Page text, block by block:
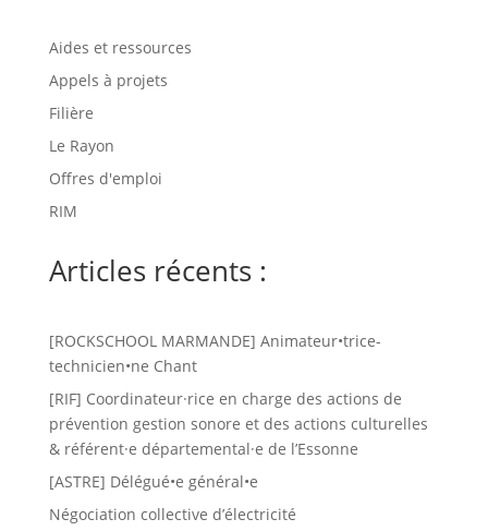
Aides et ressources
Appels à projets
Filière
Le Rayon
Offres d'emploi
RIM
Articles récents :
[ROCKSCHOOL MARMANDE] Animateur•trice-
technicien•ne Chant
[RIF] Coordinateur·rice en charge des actions de
prévention gestion sonore et des actions culturelles
& référent·e départemental·e de l’Essonne
[ASTRE] Délégué•e général•e
Négociation collective d’électricité